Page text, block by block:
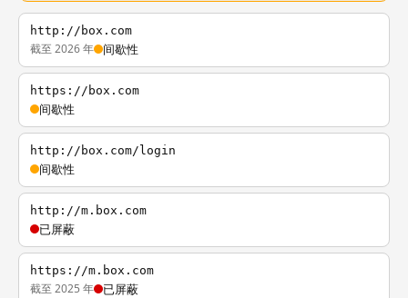
http://box.com
截至 2026 年 间歇性
https://box.com
间歇性
http://box.com/login
间歇性
http://m.box.com
已屏蔽
https://m.box.com
截至 2025 年 已屏蔽